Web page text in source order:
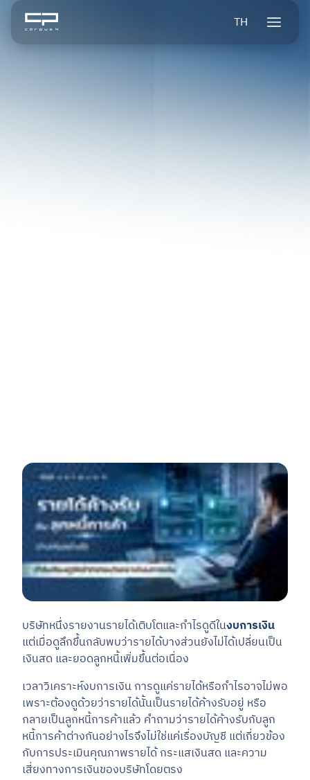
TH
บริษัทหนึ่งรายงานรายได้เติบโตและกำไรดูดีในงบการเงิน
แต่เมื่อดูลึกขึ้นกลับพบว่ารายได้บางส่วนยังไม่ได้เปลี่ยนเป็น
เงินสด และยอดลูกหนี้เพิ่มขึ้นต่อเนื่อง
เวลาวิเคราะห์งบการเงิน การดูแค่รายได้หรือกำไรอาจไม่พอ
เพราะต้องดูด้วยว่ารายได้นั้นเป็นรายได้ค้างรับอยู่ หรือ
กลายเป็นลูกหนี้การค้าแล้ว คำถามว่ารายได้ค้างรับกับลูก
หนี้การค้าต่างกันอย่างไรจึงไม่ใช่แค่เรื่องบัญชี แต่เกี่ยวข้อง
กับการประเมินคุณภาพรายได้ กระแสเงินสด และความ
เสี่ยงทางการเงินของบริษัทโดยตรง